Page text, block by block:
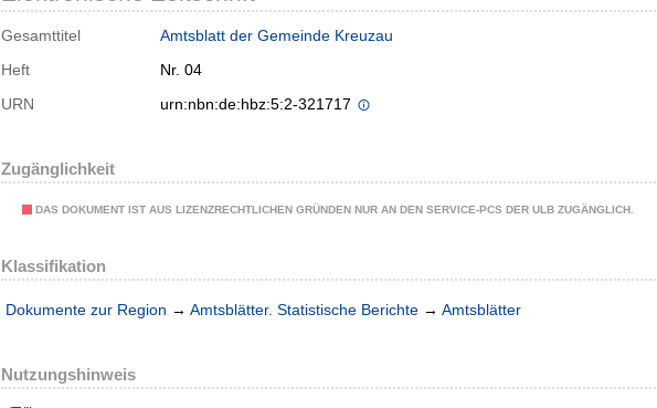
Gesamttitel
Amtsblatt der Gemeinde Kreuzau
Heft
Nr. 04
URN
urn:nbn:de:hbz:5:2-321717
Zugänglichkeit
DAS DOKUMENT IST AUS LIZENZRECHTLICHEN GRÜNDEN NUR AN DEN SERVICE-PCS DER ULB ZUGÄNGLICH.
Klassifikation
Dokumente zur Region → Amtsblätter. Statistische Berichte → Amtsblätter
Nutzungshinweis